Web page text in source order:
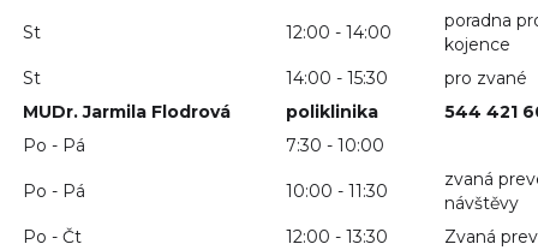
St 12:00 - 14:00
poradna
kojence
St
14:00 - 15:30
pro zvané
MUDr. Jarmila Flodrová
poliklinika
544 421
Po - Pá
7:30 - 10:00
Po - Pá 10:00 - 11:30
zvaná
návštěvy
Po - Čt
12:00 - 13:30 Zvaná